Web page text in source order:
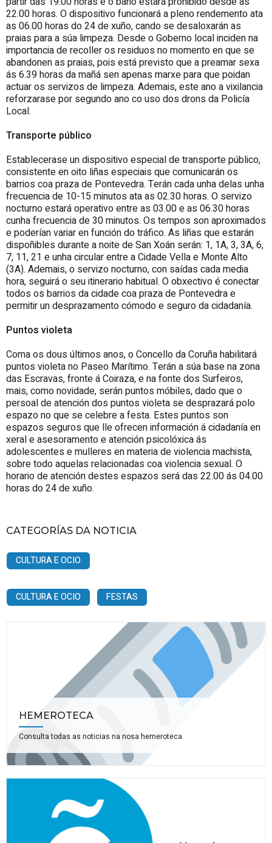
22.00 horas. O dispositivo funcionará a pleno rendemento ata
as 06.00 horas do 24 de xuño, cando se desaloxarán as
praias para a súa limpeza. Desde o Goberno local inciden na
importancia de recoller os residuos no momento en que se
abandonen as praias, pois está previsto que a preamar sexa
ás 6.39 horas da mañá sen apenas marxe para que poidan
actuar os servizos de limpeza. Ademais, este ano a vixilancia
reforzarase por segundo ano co uso dos drons da Policía
Local.
Transporte público
Establecerase un dispositivo especial de transporte público,
consistente en oito liñas especiais que comunicarán os
barrios coa praza de Pontevedra. Terán cada unha delas unha
frecuencia de 10-15 minutos ata as 02.30 horas. O servizo
nocturno estará operativo entre as 03.00 e as 06.30 horas
cunha frecuencia de 30 minutos. Os tempos son aproximados
e poderían variar en función do tráfico. As liñas que estarán
dispoñibles durante a noite de San Xoán serán: 1, 1A, 3, 3A, 6,
7, 11, 21 e unha circular entre a Cidade Vella e Monte Alto
(3A). Ademais, o servizo nocturno, con saídas cada media
hora, seguirá o seu itinerario habitual. O obxectivo é conectar
todos os barrios da cidade coa praza de Pontevedra e
permitir un desprazamento cómodo e seguro da cidadanía.
Puntos violeta
Coma os dous últimos anos, o Concello da Coruña habilitará
puntos violeta no Paseo Marítimo. Terán a súa base na zona
das Escravas, fronte á Coiraza, e na fonte dos Surfeiros,
mais, como novidade, serán puntos móbiles, dado que o
persoal de atención dos puntos violeta se desprazará polo
espazo no que se celebre a festa. Estes puntos son
espazos seguros que lle ofrecen información á cidadanía en
xeral e asesoramento e atención psicolóxica ás
adolescentes e mulleres en materia de violencia machista,
sobre todo aquelas relacionadas coa violencia sexual. O
horario de atención destes espazos será das 22.00 ás 04.00
horas do 24 de xuño.
CATEGORÍAS DA NOTICIA
CULTURA E OCIO
CULTURA E OCIO FESTAS
HEMEROTECA
Consulta todas as noticias na nosa hemeroteca